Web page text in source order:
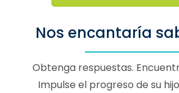
Nos encantaría
Obtenga respuestas.
Impulse el progreso de su